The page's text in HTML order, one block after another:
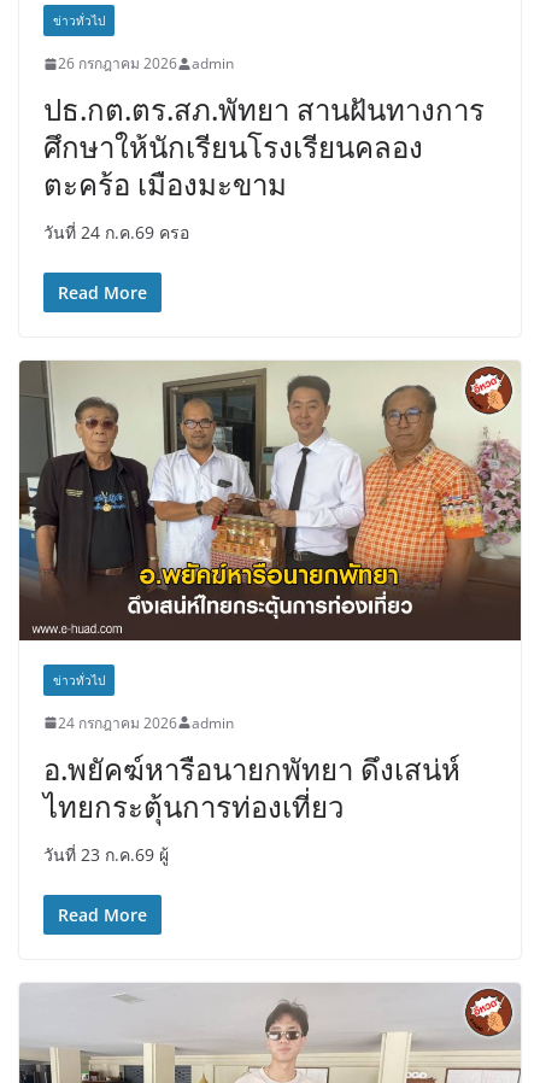
ข่าวทั่วไป
26 กรกฎาคม 2026 admin
ปธ.กต.ตร.สภ.พัทยา สานฝันทางการ
ศึกษาให้นักเรียนโรงเรียนคลอง
ตะคร้อ เมืองมะขาม
วันที่ 24 ก.ค.69 ครอ
Read More
ข่าวทั่วไป
24 กรกฎาคม 2026 admin
อ.พยัคฆ์หารือนายกพัทยา ดึงเสน่ห์
ไทยกระตุ้นการท่องเที่ยว
วันที่ 23 ก.ค.69 ผู้
Read More